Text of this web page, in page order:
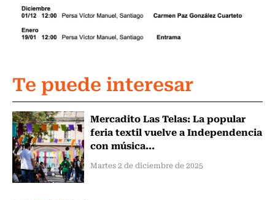
Te puede interesar
Mercadito Las Telas: La popular
feria textil vuelve a Independencia
con música...
Martes 2 de diciembre de 2025